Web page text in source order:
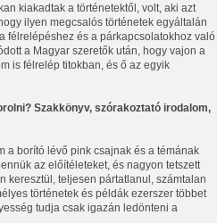
kiakadtak a történetektől, volt, aki azt
ilyen megcsalós történetek egyáltalán
félrelépéshez és a párkapcsolatokhoz való
a Magyar szeretők után, hogy vajon a
is félrelép titokban, és ő az egyik
Szakkönyv, szórakoztató irodalom,
a borító lévő pink csajnak és a témának
az előítéleteket, és nagyon tetszett
keresztül, teljesen pártatlanul, számtalan
történetek és példák ezerszer többet
tudja csak igazán ledönteni a